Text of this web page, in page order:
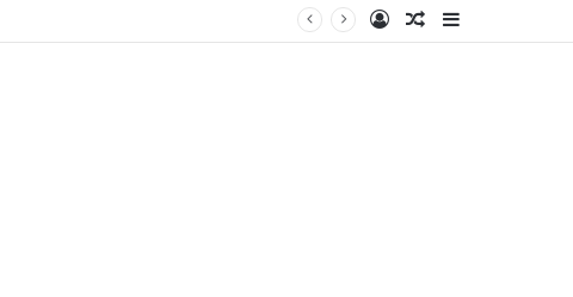
Sidebar
Random
Log